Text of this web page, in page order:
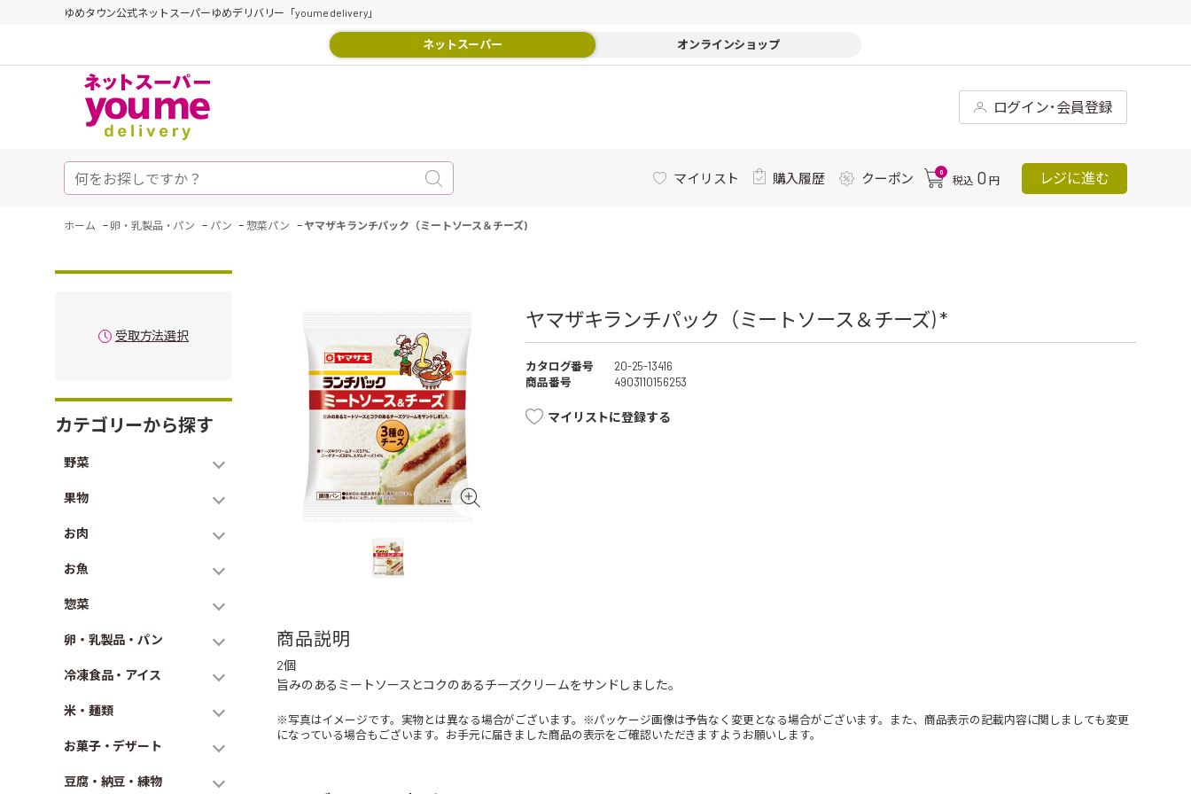
ゆめタウン公式ネットスーパーゆめデリバリー「youme delivery」
ネットスーパー オンラインショップ
ログイン･会員登録
マイリスト 購入履歴 クーポン 0
税込 0 円 レジに進む
ホーム -卵・乳製品・パン - パン - 惣菜パン -ヤマザキランチパック（ミートソース＆チーズ)
受取方法選択
カテゴリーから探す
野菜
果物
お肉
お魚
惣菜
卵・乳製品・パン
冷凍食品・アイス
米・麺類
お菓子・デザート
豆腐・納豆・練物
ヤマザキランチパック（ミートソース＆チーズ) *
カタログ番号
20-25-13416
商品番号
4903110156253
マイリストに登録する
商品説明
2個
旨みのあるミートソースとコクのあるチーズクリームをサンドしました。
※写真はイメージです。実物とは異なる場合がございます。※パッケージ画像は予告なく変更となる場合がございます。また、商品表示の記載内容に関しましても変更
になっている場合もございます。お手元に届きました商品の表示をご確認いただきますようお願いします。